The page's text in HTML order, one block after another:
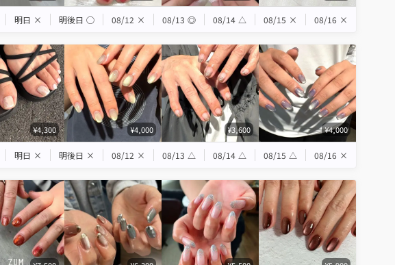
明日 × 明後日 ◯ 08/12 × 08/13 ◎ 08/14 △ 08/15 × 08/16 ×
¥4,300 ¥4,000 ¥3,600 ¥4,000
明日 × 明後日 × 08/12 × 08/13 △ 08/14 △ 08/15 △ 08/16 ×